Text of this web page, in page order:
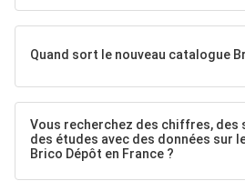
Quand sort le nouveau catalogue
Vous recherchez des chiffres,
des études avec des données sur
Brico Dépôt en France ?